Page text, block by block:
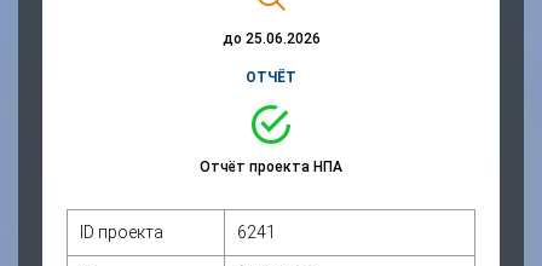
до 25.06.2026
ОТЧЁТ
Отчёт проекта НПА
ID проекта 6241